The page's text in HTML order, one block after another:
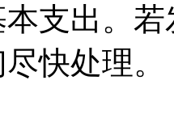
支出。
快处理。